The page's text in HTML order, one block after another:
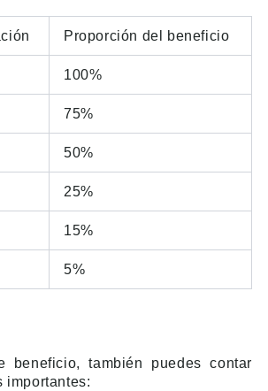
Proporción del beneficio
100%
75%
50%
25%
15%
5%
beneficio, también puedes contar
importantes: